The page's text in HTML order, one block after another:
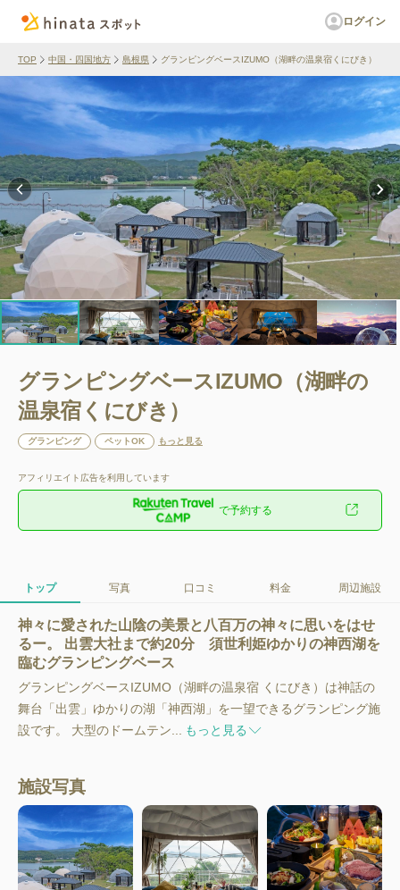
ログイン
TOP 中国・四国地方 島根県 グランピングベースIZUMO（湖畔の温泉宿くにびき）
グランピングベースIZUMO（湖畔の
温泉宿くにびき）
グランピング ペットOK もっと見る
アフィリエイト広告を利用しています
で予約する
トップ 写真 口コミ 料金 周辺施設
神々に愛された山陰の美景と八百万の神々に思いをはせ
るー。 出雲大社まで約20分 須世利姫ゆかりの神西湖を
臨むグランピングベース
グランピングベースIZUMO（湖畔の温泉宿 くにびき）は神話の
舞台「出雲」ゆかりの湖「神西湖」を一望できるグランピング施
設です。 大型のドームテン...
もっと見る
施設写真